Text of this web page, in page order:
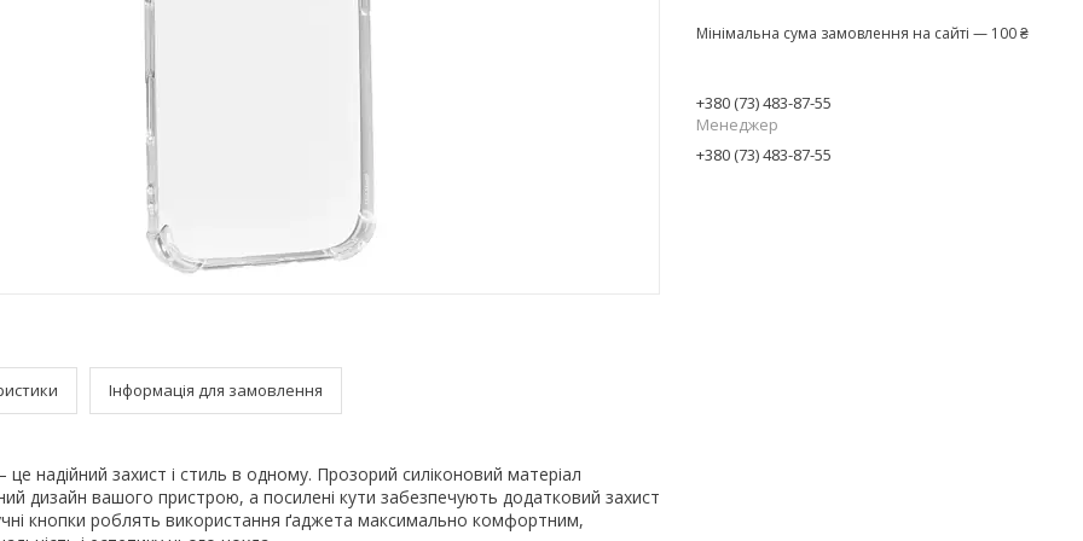
Інформація для замовлення
надійний захист і стиль в одному. Прозорий силіконовий матеріал
дизайн вашого пристрою, а посилені кути забезпечують додатковий захист
кнопки роблять використання ґаджета максимально комфортним,
Мінімальна сума замовлення на сайті — 100 ₴
+380 (73) 483-87-55
Менеджер
+380 (73) 483-87-55